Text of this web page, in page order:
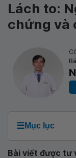
Lách to:
chứng và
☰Mục lục
Bài viết được tư